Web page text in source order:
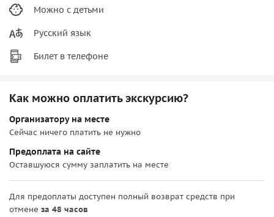
Можно с детьми
Русский язык
Билет в телефоне
Как можно оплатить экскурсию?
Организатору на месте
Сейчас ничего платить не нужно
Предоплата на сайте
Оставшуюся сумму заплатить на месте
Для предоплаты доступен полный возврат средств при
отмене за 48 часов